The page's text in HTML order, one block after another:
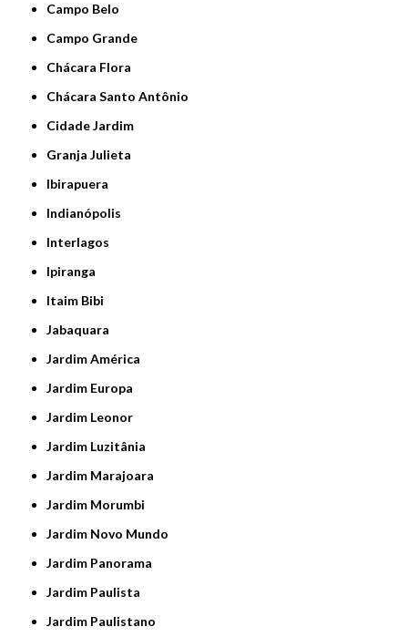
Campo Belo
Campo Grande
Chácara Flora
Chácara Santo Antônio
Cidade Jardim
Granja Julieta
Ibirapuera
Indianópolis
Interlagos
Ipiranga
Itaim Bibi
Jabaquara
Jardim América
Jardim Europa
Jardim Leonor
Jardim Luzitânia
Jardim Marajoara
Jardim Morumbi
Jardim Novo Mundo
Jardim Panorama
Jardim Paulista
Jardim Paulistano